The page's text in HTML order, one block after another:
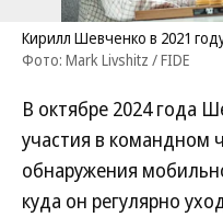
Кирилл Шевченко в 2021
Фото: Mark Livshitz / FIDE
В октябре 2024 года
участия в командном
обнаружения
куда он регулярно